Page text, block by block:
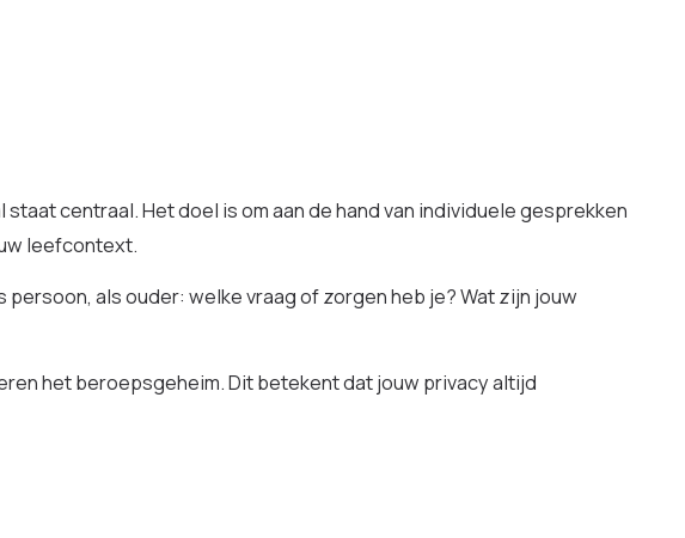
centraal. Het doel is om aan de hand van individuele gesprekken
leefcontext.
als ouder: welke vraag of zorgen heb je? Wat zijn jouw
het beroepsgeheim. Dit betekent dat jouw privacy altijd